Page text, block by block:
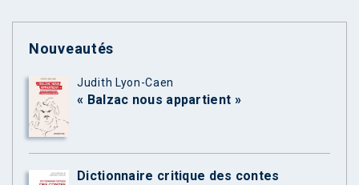
Nouveautés
Judith Lyon-Caen
« Balzac nous appartient »
Dictionnaire critique des contes